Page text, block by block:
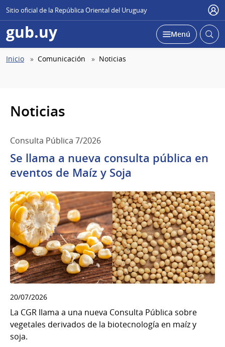
Sitio oficial de la República Oriental del Uruguay
gub.uy Abierta
Desplegar
Menú Abrir
Ruta
Inicio Comunicación Noticias
Noticias
Consulta Pública 7/2026
Se llama a nueva consulta pública en
eventos de Maíz y Soja
20/07/2026
La CGR llama a una nueva Consulta Pública sobre
vegetales derivados de la biotecnología en maíz y
soja.